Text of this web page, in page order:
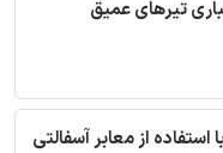
تیرهای عمیق
از معابر آسفالتی